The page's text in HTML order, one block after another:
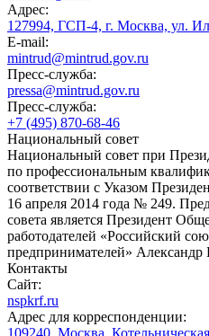
Адрес:
127994, ГСП-4, г. Москва, ул.
E-mail:
mintrud@mintrud.gov.ru
Пресс-служба:
pressa@mintrud.gov.ru
Пресс-служба:
+7 (495) 870-68-46
Национальный совет
Национальный совет при
по профессиональным
соответствии с Указом
16 апреля 2014 года № 249.
совета является Президент
работодателей «Российский
предпринимателей»
Контакты
Сайт:
nspkrf.ru
Адрес для корреспонденции:
109240, Москва,